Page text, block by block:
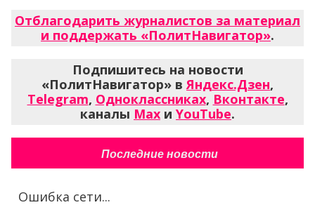
Отблагодарить журналистов за материал
и поддержать «ПолитНавигатор».
Подпишитесь на новости
«ПолитНавигатор» вЯндекс.Дзен,
Telegram, Одноклассниках, Вконтакте,
каналы Max и YouTube.
Последние новости
Ошибка сети...